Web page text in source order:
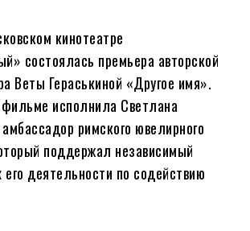
кинотеатре
состоялась премьера авторской
Веты Гераськиной «Другое имя».
исполнила Светлана
римского ювелирного
поддержал независимый
его деятельности по содействию